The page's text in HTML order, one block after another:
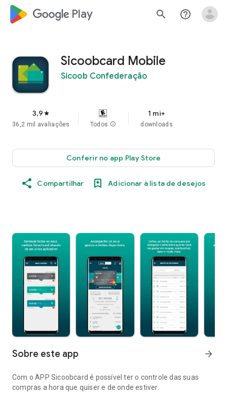
google_logo Play search help_outline
Sicoobcard Mobile
Sicoob Confederação
3,9 star
36,2 mil avaliações Todos info
1 mi+
downloads
Conferir no app Play Store
Compartilhar Adicionar à lista de desejos
Sobre este app arrow_forward
Com o APP Sicoobcard é possível ter o controle das suas
compras a hora que quiser e de onde estiver.